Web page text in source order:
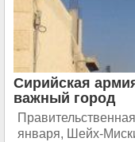
Сирийская
важный город
января, Шейх-